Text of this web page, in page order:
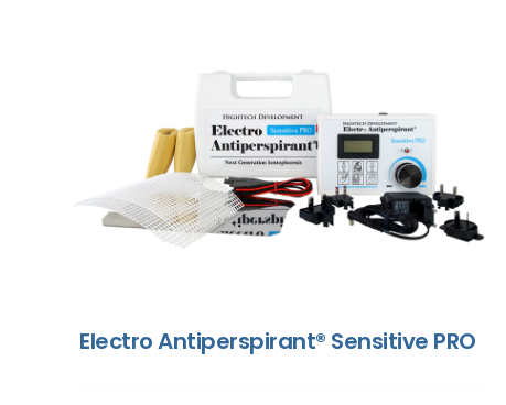
Electro Antiperspirant® Sensitive PRO